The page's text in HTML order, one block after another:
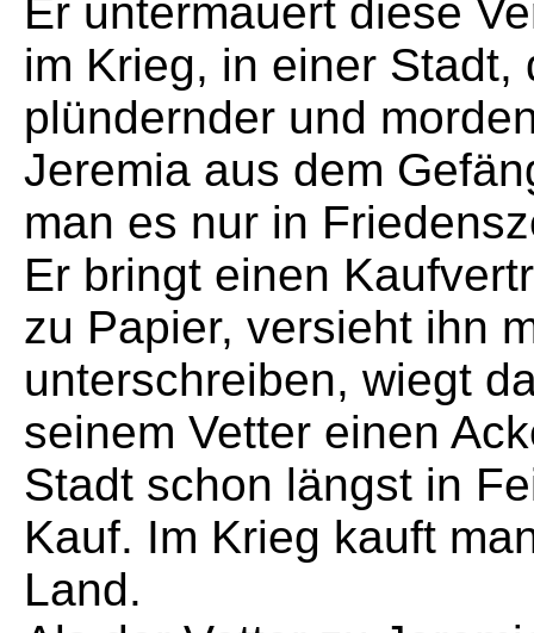
Er untermauert diese
im Krieg, in einer
plündernder und
Jeremia aus dem
man es nur in
Er bringt einen
zu Papier, versieht ihn
unterschreiben, wiegt
seinem Vetter einen
Stadt schon längst in
Kauf. Im Krieg kauft
Land.